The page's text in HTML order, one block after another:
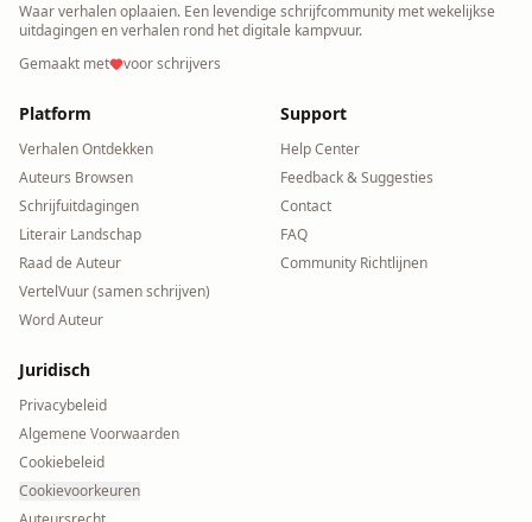
Waar verhalen oplaaien. Een levendige schrijfcommunity met wekelijkse
uitdagingen en verhalen rond het digitale kampvuur.
Gemaakt met
voor schrijvers
Platform
Verhalen Ontdekken
Auteurs Browsen
Schrijfuitdagingen
Literair Landschap
Raad de Auteur
VertelVuur (samen schrijven)
Word Auteur
Support
Help Center
Feedback & Suggesties
Contact
FAQ
Community Richtlijnen
Juridisch
Privacybeleid
Algemene Voorwaarden
Cookiebeleid
Cookievoorkeuren